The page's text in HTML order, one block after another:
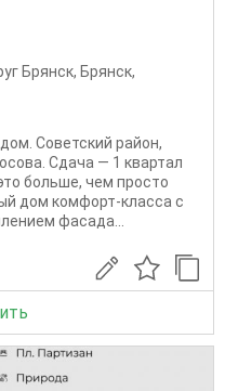
Брянск, Брянск,
Советский район,
Сдача — 1 квартал
больше, чем просто
дом комфорт-класса с
фасада...